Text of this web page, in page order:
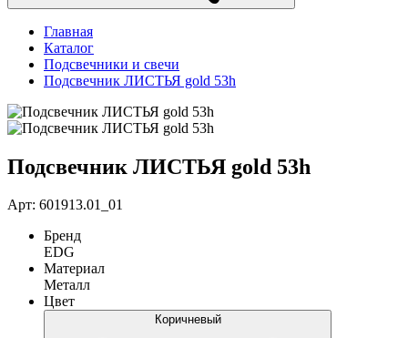
Главная
Каталог
Подсвечники и свечи
Подсвечник ЛИСТЬЯ gold 53h
Подсвечник ЛИСТЬЯ gold 53h
Арт: 601913.01_01
Бренд
EDG
Материал
Металл
Цвет
Коричневый